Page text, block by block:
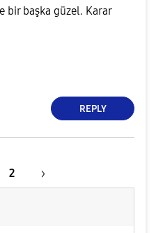
bir başka güzel. Karar
REPLY
2